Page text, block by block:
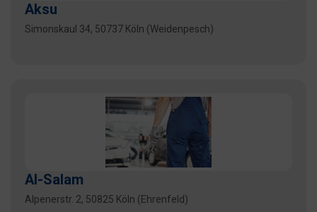
Aksu
Simonskaul 34, 50737 Köln (Weidenpesch)
Al-Salam
Alpenerstr. 2, 50825 Köln (Ehrenfeld)